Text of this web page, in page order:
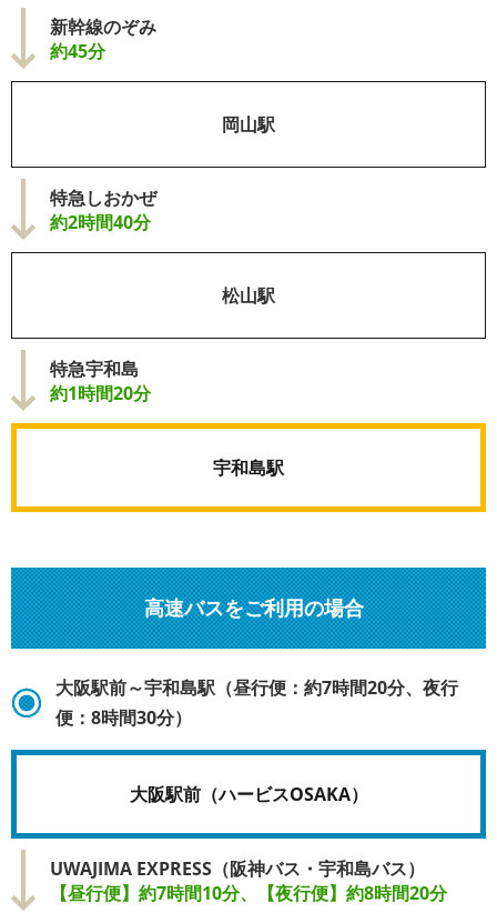
新幹線のぞみ
約45分
岡山駅
特急しおかぜ
約2時間40分
松山駅
特急宇和島
約1時間20分
宇和島駅
高速バスをご利用の場合
大阪駅前～宇和島駅（昼行便：約7時間20分、夜行
便：8時間30分）
大阪駅前（ハービスOSAKA）
UWAJIMA EXPRESS（阪神バス・宇和島バス）
【昼行便】約7時間10分、【夜行便】約8時間20分